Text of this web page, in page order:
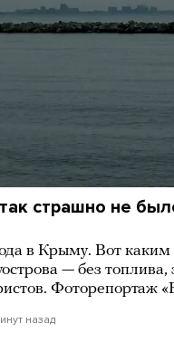
страшно не
в Крыму. Вот каким
— без топлива,
Фоторепортаж
назад